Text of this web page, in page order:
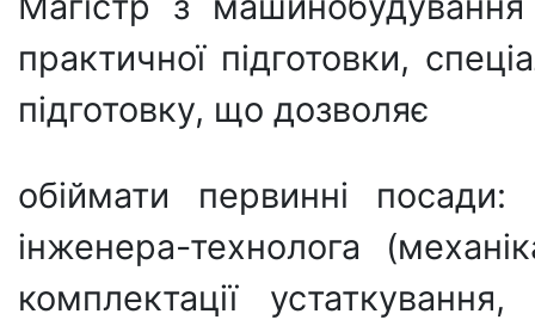
практичної підготовки,
підготовку, що дозволяє
обіймати первинні посади:
інженера-технолога
комплектації